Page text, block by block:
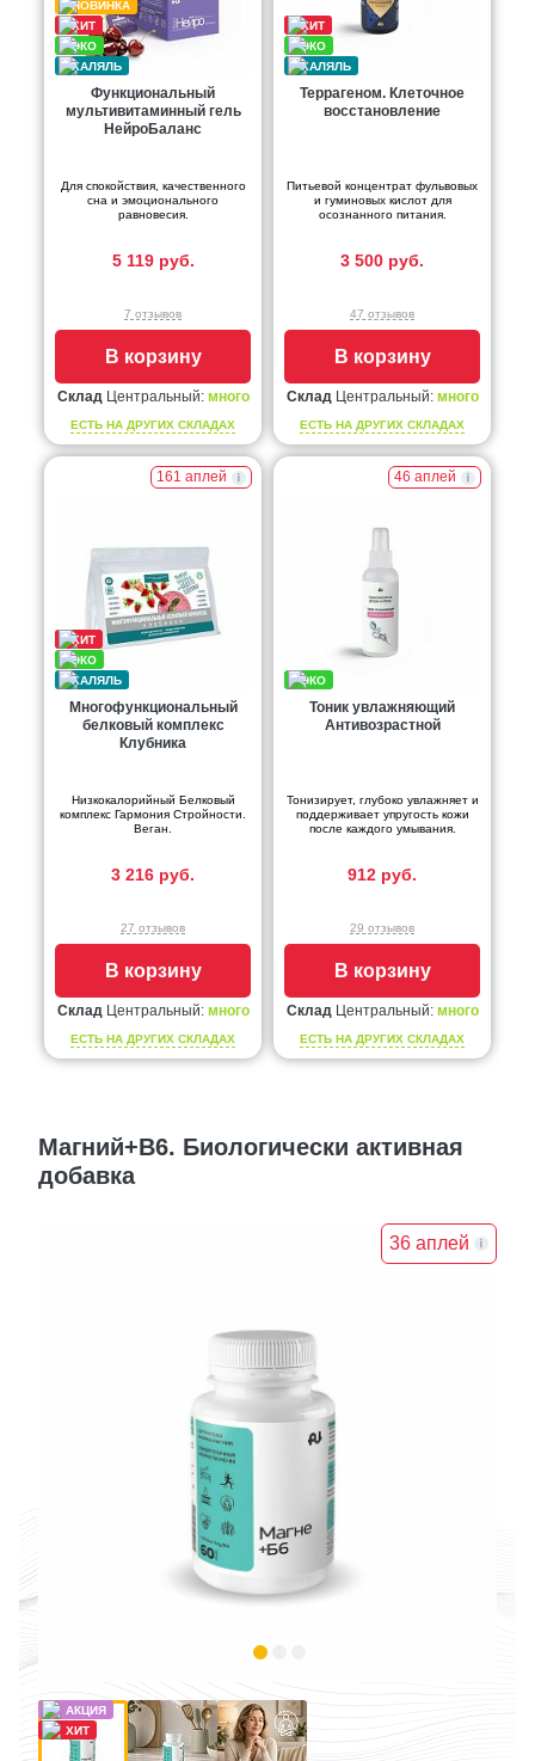
Функциональный
мультивитаминный гель
НейроБаланс
Для спокойствия, качественного
сна и эмоционального
равновесия.
5 119 руб.
7 отзывов
В корзину
СкладЦентральный: много
ЕСТЬ НА ДРУГИХ СКЛАДАХ
Террагеном. Клеточное
восстановление
Питьевой концентрат фульвовых
и гуминовых кислот для
осознанного питания.
3 500 руб.
47 отзывов
В корзину
СкладЦентральный: много
ЕСТЬ НА ДРУГИХ СКЛАДАХ
161 аплей
Многофункциональный
белковый комплекс
Клубника
Низкокалорийный Белковый
комплекс Гармония Стройности.
Веган.
3 216 руб.
27 отзывов
В корзину
СкладЦентральный: много
ЕСТЬ НА ДРУГИХ СКЛАДАХ
46 аплей
Тоник увлажняющий
Антивозрастной
Тонизирует, глубоко увлажняет и
поддерживает упругость кожи
после каждого умывания.
912 руб.
29 отзывов
В корзину
СкладЦентральный: много
ЕСТЬ НА ДРУГИХ СКЛАДАХ
Магний+В6. Биологически активная
добавка
36 аплей